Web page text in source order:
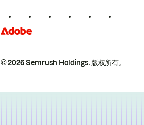
© 2026 Semrush Holdings.版权所有。